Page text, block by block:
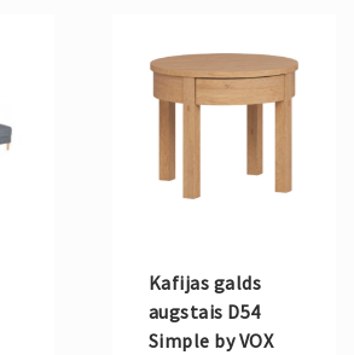
Kafijas galds
augstais D54
Simple by VOX